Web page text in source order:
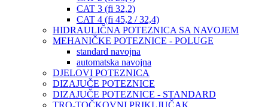
CAT 3 (fi 32,2)
CAT 4 (fi 45,2 / 32,4)
HIDRAULIČNA POTEZNICA SA NAVOJEM
MEHANIČKE POTEZNICE - POLUGE
standard navojna
automatska navojna
DJELOVI POTEZNICA
DIZAJUČE POTEZNICE
DIZAJUČE POTEZNICE - STANDARD
TRO-TOČKOVNI PRIKLJUČAK